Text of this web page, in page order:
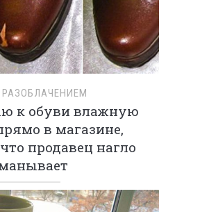
к обуви влажную
в магазине,
продавец нагло